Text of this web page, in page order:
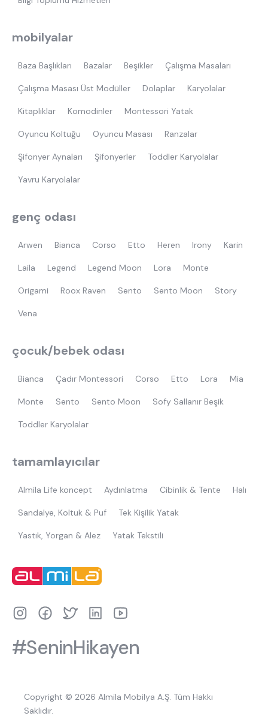
mobilyalar
Baza Başlıkları Bazalar Beşikler Çalışma Masaları
Çalışma Masası Üst Modüller Dolaplar Karyolalar
Kitaplıklar Komodinler Montessori Yatak
Oyuncu Koltuğu Oyuncu Masası Ranzalar
Şifonyer Aynaları Şifonyerler Toddler Karyolalar
Yavru Karyolalar
genç odası
Arwen Bianca Corso Etto Heren Irony Karin
Laila Legend Legend Moon Lora Monte
Origami Roox Raven Sento Sento Moon Story
Vena
çocuk/bebek odası
Bianca Çadır Montessori Corso Etto Lora Mia
Monte Sento Sento Moon Sofy Sallanır Beşik
Toddler Karyolalar
tamamlayıcılar
Almila Life koncept Aydınlatma Cibinlik & Tente Halı
Sandalye, Koltuk & Puf Tek Kişilik Yatak
Yastık, Yorgan & Alez Yatak Tekstili
#SeninHikayen
Copyright © 2026 Almila Mobilya A.Ş. Tüm Hakkı
Saklıdır.